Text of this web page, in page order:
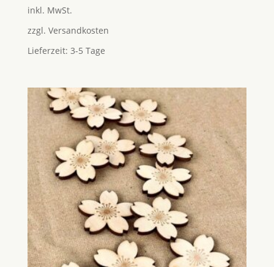
von 5
inkl. MwSt.
zzgl. Versandkosten
Lieferzeit: 3-5 Tage